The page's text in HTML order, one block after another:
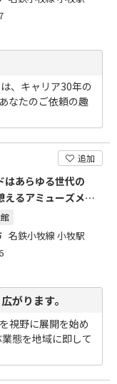
、キャリア30年の
なたのご依頼の趣
追加
はあらゆる世代の
えるアミューズメン
をお届します
名鉄小牧線 小牧駅
がります。
視野に展開を始め
態を地域に即して